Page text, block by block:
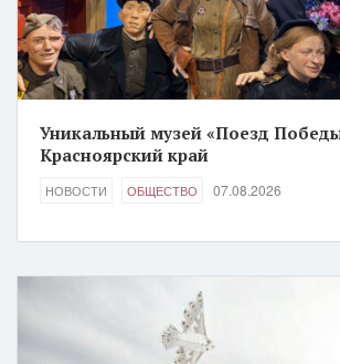
Уникальный музей «Поезд
Красноярский край
НОВОСТИ ОБЩЕСТВО 07.08.2026